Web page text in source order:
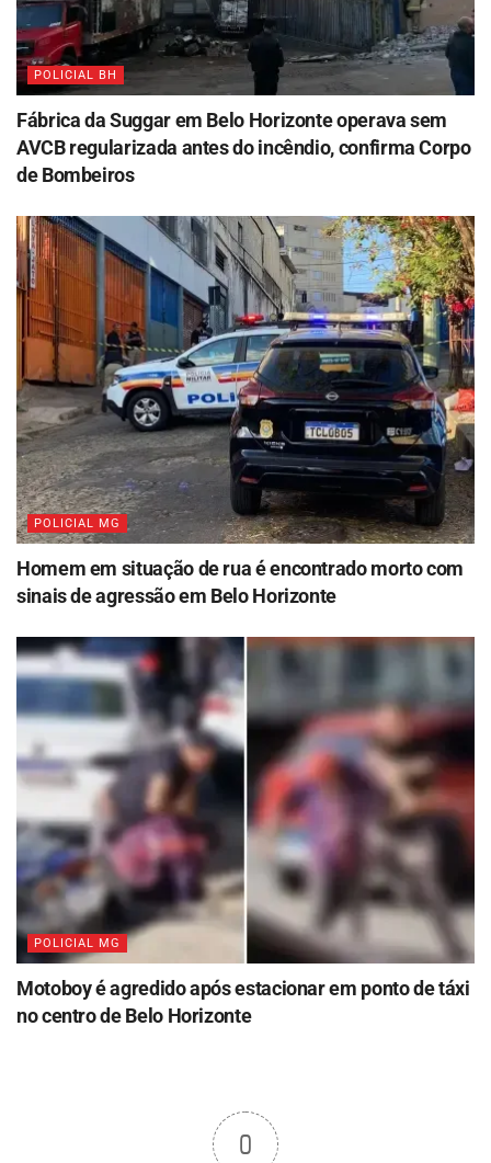
POLICIAL BH
Fábrica da Suggar em Belo Horizonte operava sem
AVCB regularizada antes do incêndio, confirma Corpo
de Bombeiros
POLICIAL MG
Homem em situação de rua é encontrado morto com
sinais de agressão em Belo Horizonte
POLICIAL MG
Motoboy é agredido após estacionar em ponto de táxi
no centro de Belo Horizonte
0